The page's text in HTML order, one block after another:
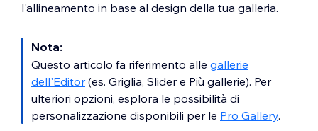
l'allineamento in base al design della tua galleria.
Nota:
Questo articolo fa riferimento alle gallerie
dell'Editor (es. Griglia, Slider e Più gallerie). Per
ulteriori opzioni, esplora le possibilità di
personalizzazione disponibili per le Pro Gallery.